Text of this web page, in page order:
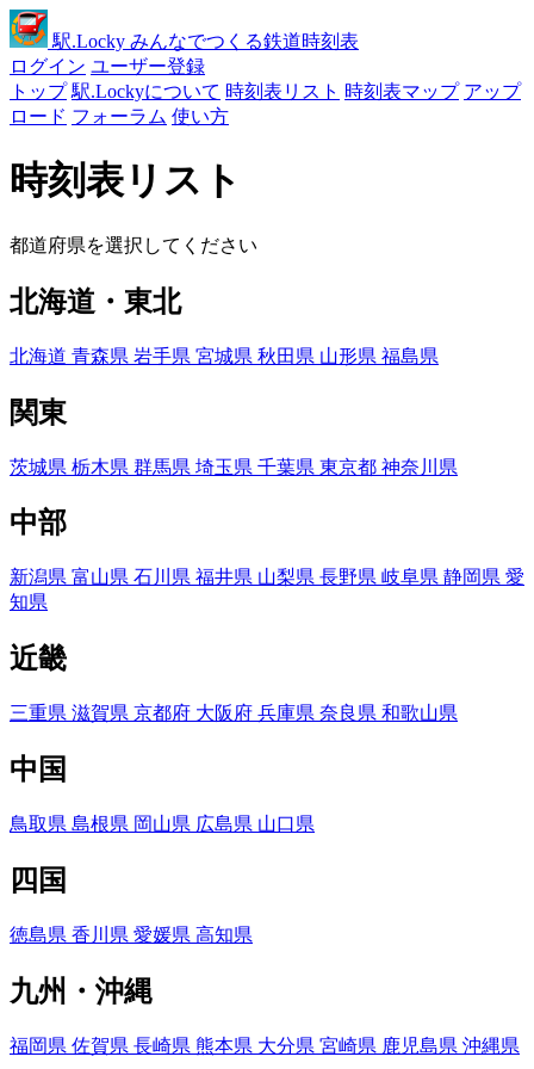
駅.Locky みんなでつくる鉄道時刻表
ログイン ユーザー登録
トップ 駅.Lockyについて 時刻表リスト 時刻表マップ アップ
ロード フォーラム 使い方
時刻表リスト
都道府県を選択してください
北海道・東北
北海道 青森県 岩手県 宮城県 秋田県 山形県 福島県
関東
茨城県 栃木県 群馬県 埼玉県 千葉県 東京都 神奈川県
中部
新潟県 富山県 石川県 福井県 山梨県 長野県 岐阜県 静岡県 愛
知県
近畿
三重県 滋賀県 京都府 大阪府 兵庫県 奈良県 和歌山県
中国
鳥取県 島根県 岡山県 広島県 山口県
四国
徳島県 香川県 愛媛県 高知県
九州・沖縄
福岡県 佐賀県 長崎県 熊本県 大分県 宮崎県 鹿児島県 沖縄県